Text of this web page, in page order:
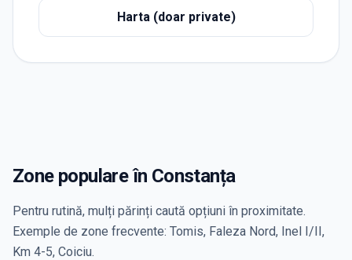
Harta (doar private)
Zone populare în Constanța
Pentru rutină, mulți părinți caută opțiuni în proximitate.
Exemple de zone frecvente: Tomis, Faleza Nord, Inel I/II,
Km 4-5, Coiciu.